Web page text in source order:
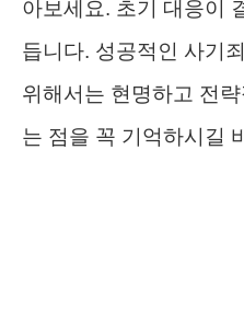
아보세요. 초기 대응이
듭니다. 성공적인 사기
위해서는 현명하고 전
는 점을 꼭 기억하시길